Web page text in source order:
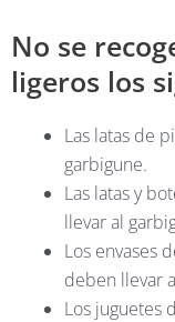
No se
ligeros los
Las latas de
garbigune.
Las latas y
llevar al
Los envases
deben llevar
Los juguetes